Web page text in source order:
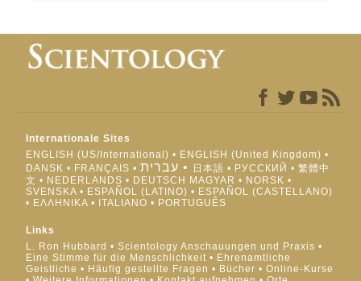
Internationale Sites
ENGLISH (US/International)
ENGLISH (United Kingdom)
DANSK
FRANÇAIS עברית 日本語 РУССКИЙ
繁體中
文
NEDERLANDS DEUTSCH MAGYAR
NORSK
SVENSKA
ESPAÑOL (LATINO)
ESPAÑOL (CASTELLANO)
ΕΛΛΗΝΙΚA
ITALIANO PORTUGUÊS
Links
L. Ron Hubbard
Scientology Anschauungen und Praxis
Eine Stimme für die Menschlichkeit
Ehrenamtliche
Geistliche
Häufig gestellte Fragen Bücher
Online-Kurse